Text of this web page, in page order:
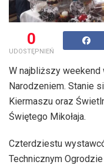
0
UDOSTĘPNIEŃ
W najbliższy weekend
Narodzeniem. Stanie
Kiermaszu oraz
Świętego Mikołaja.
Czterdziestu
Technicznym